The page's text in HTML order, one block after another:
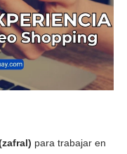
para trabajar en